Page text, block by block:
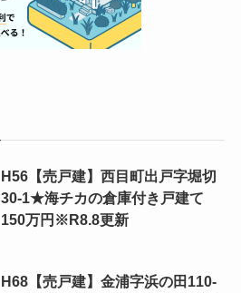
H56【売戸建】西目町出戸字堀切
30-1★海チカの倉庫付き戸建て
150万円※R8.8更新
H68【売戸建】金浦字浜の田110-